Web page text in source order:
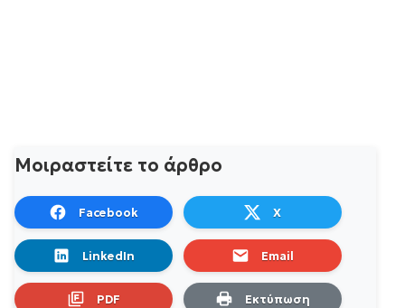
Μοιραστείτε το άρθρο
Facebook X
LinkedIn Email
PDF Εκτύπωση